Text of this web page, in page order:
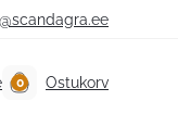
Ostukorv